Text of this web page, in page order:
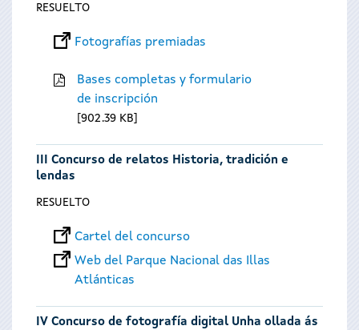
RESUELTO
Fotografías premiadas
Bases completas y formulario
de inscripción
902.39 KB
III Concurso de relatos Historia, tradición e
lendas
RESUELTO
Cartel del concurso
Web del Parque Nacional das Illas
Atlánticas
IV Concurso de fotografía digital Unha ollada ás